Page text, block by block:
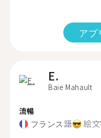
アプ
E.
Baie Mahault
流暢
フランス語 絵